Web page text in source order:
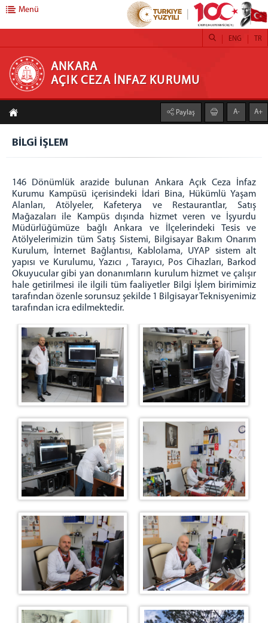
ANKARA AÇIK CEZA İNFAZ KURUMU
ANASAYFA
HAKKIMIZDA
Kurumumuz
Birimlerimiz
İŞYURDU
Satış Mağazalarımız ve Kantinler
Kafeteryalarımız
Matbaa Atölyesi
Adaletevi Misafirhanesi
Kızılcahamam Hakimevi
Şaşmaz Cezaevi Restaurantı
Demir Atölyesi
Mantar ve Sera Atölyesi
BİLGİ İŞLEM
ZİYARETÇİ REHBERİ
Görüntülü Görüşme (Acep)
Eşya Yönetmeliği
Ziyaret Yönetmeliği
Para Yatırma
Yurtdışından Para Yatırma
PERSONEL
Adalet Kart
CTE Uzem
Şifre Yönetim Sistemi (SYS)
Medsis
Uyap E-Posta
Menü
ANKARA
AÇIK CEZA İNFAZ KURUMU
TR
ENG
Paylaş A- A+
BİLGİ İŞLEM
146 Dönümlük arazide bulunan Ankara Açık Ceza İnfaz
Kurumu Kampüsü içerisindeki İdari Bina, Hükümlü Yaşam
Alanları, Atölyeler, Kafeterya ve Restaurantlar, Satış
Mağazaları ile Kampüs dışında hizmet veren ve İşyurdu
Müdürlüğümüze bağlı Ankara ve İlçelerindeki Tesis ve
Atölyelerimizin tüm Satış Sistemi, Bilgisayar Bakım Onarım
Kurulum, İnternet Bağlantısı, Kablolama, UYAP sistem alt
yapısı ve Kurulumu, Yazıcı , Tarayıcı, Pos Cihazları, Barkod
Okuyucular gibi yan donanımların kurulum hizmet ve çalışır
hale getirilmesi ile ilgili tüm faaliyetler Bilgi İşlem birimimiz
tarafından özenle sorunsuz şekilde 1 Bilgisayar Teknisyenimiz
tarafından icra edilmektedir.